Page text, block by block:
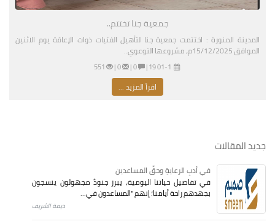
جمعية جنا تختتم..
المدينة المنورة : اختتمت جمعية جنا لتأهيل الفتيات ذوات الإعاقة يوم الاثنين
الموافق 15/12/2025م، مشروعها التوعوي..
01-11-2026 03:19 مساءً |
0 |
0 |
551
اقرأ المزيد ...
جديد المقالات
في أدبِ الرعايةِ وحقِّ المساعدين
في تفاصيل حياتنا اليومية، يبرز جنودٌ مجهولون ينسجون
بجهدهم راحة أيامنا؛ إنهم "المساعدون في...
ديمة الشريف